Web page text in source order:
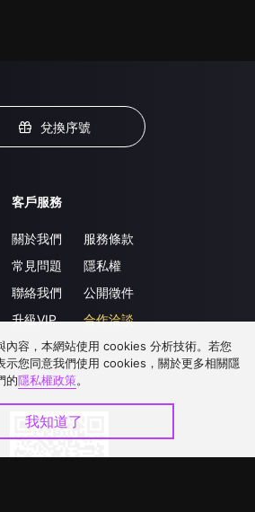
兌換序號
客戶服務
關於我們
常見問題
聯絡我們
升級VIP
服務條款
隱私權
公開徵件
合作洽談
內容，本網站使用 cookies 分析技術。若您
示您同意我們使用 cookies，關於更多相關隱
的隱私權政策。
我知道了